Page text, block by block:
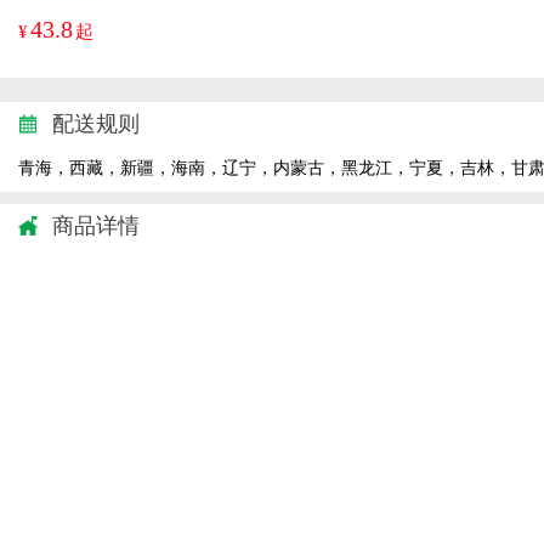
¥43.8起
配送规则
青海，西藏，新疆，海南，辽宁，内蒙古，黑龙江，宁夏，吉林，甘
商品详情